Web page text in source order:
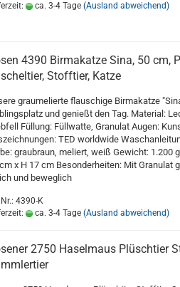
ca. 3-4 Tage (Ausland abweichend)
4390 Birmakatze Sina, 50 cm,
Stofftier, Katze
graumelierte flauschige Birmakatze
und genießt den Tag. Material:
Füllung: Füllwatte, Granulat Augen:
TED worldwide
graubraun, meliert, weiß Gewicht: 1.200
x H 17 cm Besonderheiten: Mit Granulat
und beweglich
4390-K
ca. 3-4 Tage (Ausland abweichend)
2750 Haselmaus Plüschtier